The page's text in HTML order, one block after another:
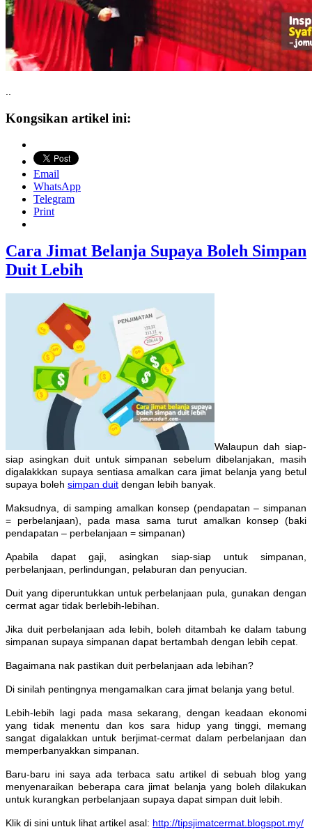
Kongsikan artikel ini:
Email
WhatsApp
Telegram
Print
Cara Jimat Belanja Supaya Boleh Simpan
Duit Lebih
Walaupun dah siap-
siap asingkan duit untuk simpanan sebelum dibelanjakan, masih
digalakkkan supaya sentiasa amalkan cara jimat belanja yang betul
supaya boleh simpan duit dengan lebih banyak.
Maksudnya, di samping amalkan konsep (pendapatan – simpanan
= perbelanjaan), pada masa sama turut amalkan konsep (baki
pendapatan – perbelanjaan = simpanan)
Apabila dapat gaji, asingkan siap-siap untuk simpanan,
perbelanjaan, perlindungan, pelaburan dan penyucian.
Duit yang diperuntukkan untuk perbelanjaan pula, gunakan dengan
cermat agar tidak berlebih-lebihan.
Jika duit perbelanjaan ada lebih, boleh ditambah ke dalam tabung
simpanan supaya simpanan dapat bertambah dengan lebih cepat.
Bagaimana nak pastikan duit perbelanjaan ada lebihan?
Di sinilah pentingnya mengamalkan cara jimat belanja yang betul.
Lebih-lebih lagi pada masa sekarang, dengan keadaan ekonomi
yang tidak menentu dan kos sara hidup yang tinggi, memang
sangat digalakkan untuk berjimat-cermat dalam perbelanjaan dan
memperbanyakkan simpanan.
Baru-baru ini saya ada terbaca satu artikel di sebuah blog yang
menyenaraikan beberapa cara jimat belanja yang boleh dilakukan
untuk kurangkan perbelanjaan supaya dapat simpan duit lebih.
Klik di sini untuk lihat artikel asal: http://tipsjimatcermat.blogspot.my/